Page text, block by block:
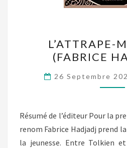
L’ATTRAPE-
(FABRICE
26 Septembre
Résumé de l’éditeur Pour la
renom Fabrice Hadjadj prend
la jeunesse. Entre Tolkien